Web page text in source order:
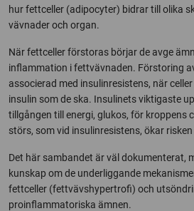
hur fettceller (adipocyter) bidrar till olika
vävnader och organ.
När fettceller förstoras börjar de avge
inflammation i fettvävnaden. Förstoring
associerad med insulinresistens, när
insulin som de ska. Insulinets viktigaste
tillgången till energi, glukos, för kroppens
störs, som vid insulinresistens, ökar
Det här sambandet är väl dokumenterat,
kunskap om de underliggande
fettceller (fettvävshypertrofi) och
proinflammatoriska ämnen.